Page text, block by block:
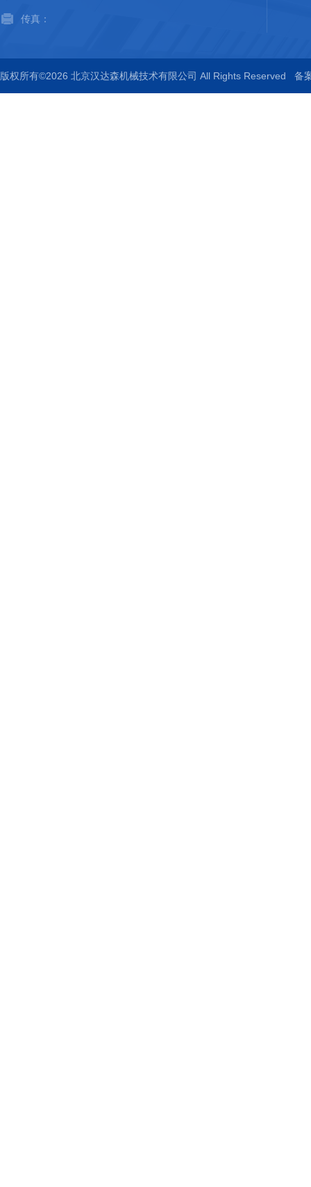
传真：
版权所有©2026 北京汉达森机械技术有限公司 All Rights Reserved 备